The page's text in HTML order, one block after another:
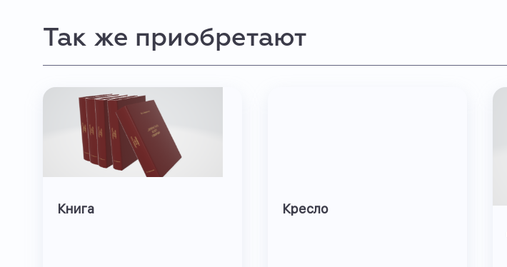
Так же приобретают
Книга Кресло